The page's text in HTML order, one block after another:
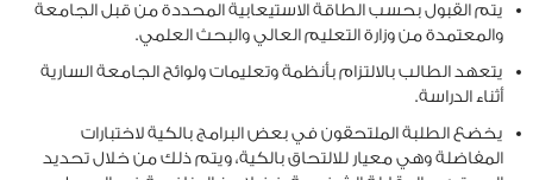
يتم القبول بحسب الطاقة الاستيعابية المحددة من قبل الجامعة
والمعتمدة من وزارة التعليم العالي والبحث العلمي.
يتعهد الطالب بالالتزام بأنظمة وتعليمات ولوائح الجامعة السارية
أثناء الدراسة.
يخضع الطلبة الملتحقون في بعض البرامج بالكية لاختبارات
المفاضلة وهي معيار للالتحاق بالكية، ويتم ذلك من خلال تحديد